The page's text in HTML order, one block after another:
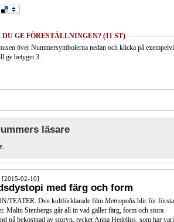
GE FÖRESTÄLLNINGEN? (11 ST)
över Nummersymbolerna nedan och klicka på
ge betyget 3.
läsare
[2015-02-10]
med färg och form
TEATER. Den kultförklarade film Metropolis blir för första
Malin Stenbergs går all in vad gäller färg, form och stora
på bekostnad av storyn, tycker Anna Hedelius, som har